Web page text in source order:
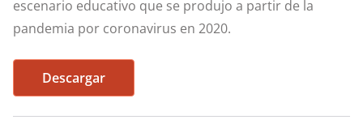
escenario educativo que se produjo a partir de la
pandemia por coronavirus en 2020.
Descargar